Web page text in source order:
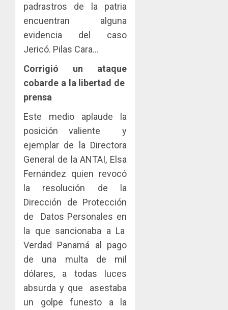
padrastros de la patria
encuentran alguna
evidencia del caso
Jericó. Pilas Cara…
Corrigió un ataque
cobarde a la libertad de
prensa
Este medio aplaude la
posición valiente y
ejemplar de la Directora
General de la ANTAI, Elsa
Fernández quien revocó
la resolución de la
Dirección de Protección
de Datos Personales en
la que sancionaba a La
Verdad Panamá al pago
de una multa de mil
dólares, a todas luces
absurda y que asestaba
un golpe funesto a la